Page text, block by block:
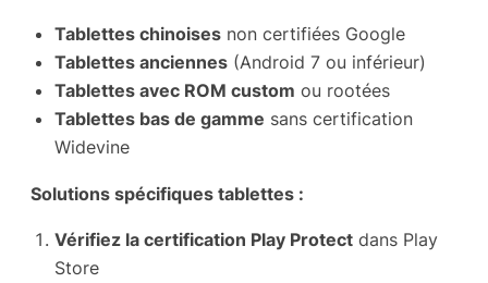
Tablettes chinoises non certifiées Google
Tablettes anciennes (Android 7 ou inférieur)
Tablettes avec ROM custom ou rootées
Tablettes bas de gamme sans certification
Widevine
Solutions spécifiques tablettes :
Vérifiez la certification Play Protect dans Play
Store